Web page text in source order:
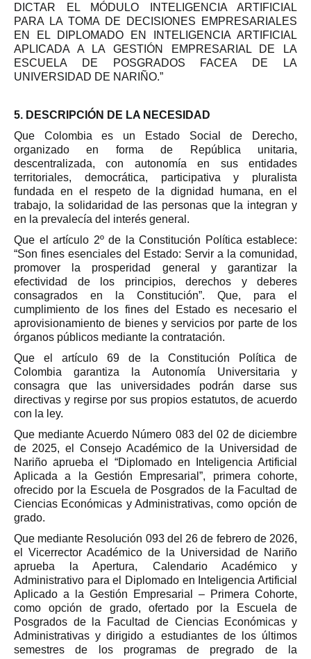
DICTAR EL MÓDULO INTELIGENCIA ARTIFICIAL
PARA LA TOMA DE DECISIONES EMPRESARIALES
EN EL DIPLOMADO EN INTELIGENCIA ARTIFICIAL
APLICADA A LA GESTIÓN EMPRESARIAL DE LA
ESCUELA DE POSGRADOS FACEA DE LA
UNIVERSIDAD DE NARIÑO.”
5. DESCRIPCIÓN DE LA NECESIDAD
Que Colombia es un Estado Social de Derecho,
organizado en forma de República unitaria,
descentralizada, con autonomía en sus entidades
territoriales, democrática, participativa y pluralista
fundada en el respeto de la dignidad humana, en el
trabajo, la solidaridad de las personas que la integran y
en la prevalecía del interés general.
Que el artículo 2º de la Constitución Política establece:
“Son fines esenciales del Estado: Servir a la comunidad,
promover la prosperidad general y garantizar la
efectividad de los principios, derechos y deberes
consagrados en la Constitución”. Que, para el
cumplimiento de los fines del Estado es necesario el
aprovisionamiento de bienes y servicios por parte de los
órganos públicos mediante la contratación.
Que el artículo 69 de la Constitución Política de
Colombia garantiza la Autonomía Universitaria y
consagra que las universidades podrán darse sus
directivas y regirse por sus propios estatutos, de acuerdo
con la ley.
Que mediante Acuerdo Número 083 del 02 de diciembre
de 2025, el Consejo Académico de la Universidad de
Nariño aprueba el “Diplomado en Inteligencia Artificial
Aplicada a la Gestión Empresarial”, primera cohorte,
ofrecido por la Escuela de Posgrados de la Facultad de
Ciencias Económicas y Administrativas, como opción de
grado.
Que mediante Resolución 093 del 26 de febrero de 2026,
el Vicerrector Académico de la Universidad de Nariño
aprueba la Apertura, Calendario Académico y
Administrativo para el Diplomado en Inteligencia Artificial
Aplicado a la Gestión Empresarial – Primera Cohorte,
como opción de grado, ofertado por la Escuela de
Posgrados de la Facultad de Ciencias Económicas y
Administrativas y dirigido a estudiantes de los últimos
semestres de los programas de pregrado de la